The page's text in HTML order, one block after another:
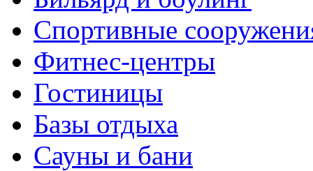
Спортивные
Фитнес-центры
Гостиницы
Базы отдыха
Сауны и бани